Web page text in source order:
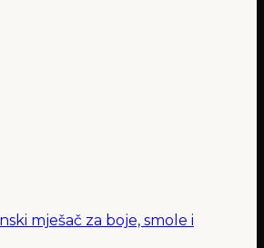
mješač za boje, smole i